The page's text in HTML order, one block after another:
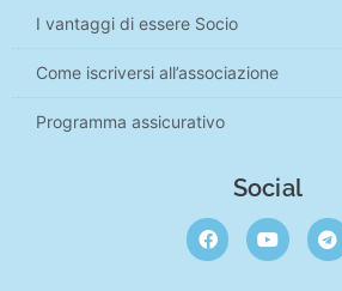
I vantaggi di essere Socio
Come iscriversi all’associazione
Programma assicurativo
Social